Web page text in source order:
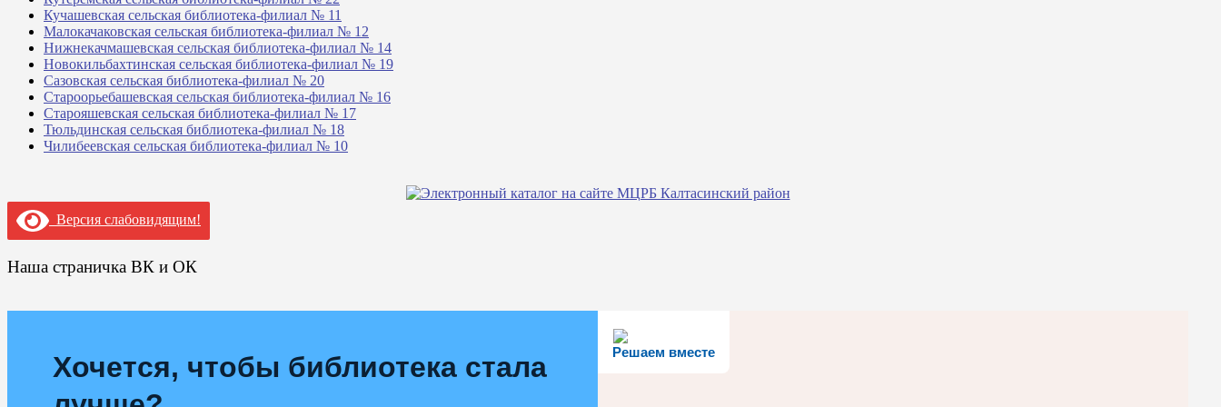
Кучашевская сельская библиотека-филиал № 11
Малокачаковская сельская библиотека-филиал № 12
Нижнекачмашевская сельская библиотека-филиал № 14
Новокильбахтинская сельская библиотека-филиал № 19
Сазовская сельская библиотека-филиал № 20
Староорьебашевская сельская библиотека-филиал № 16
Старояшевская сельская библиотека-филиал № 17
Тюльдинская сельская библиотека-филиал № 18
Чилибеевская сельская библиотека-филиал № 10
Версия слабовидящим!
Наша страничка ВК и ОК
Решаем вместе
Хочется, чтобы библиотека стала